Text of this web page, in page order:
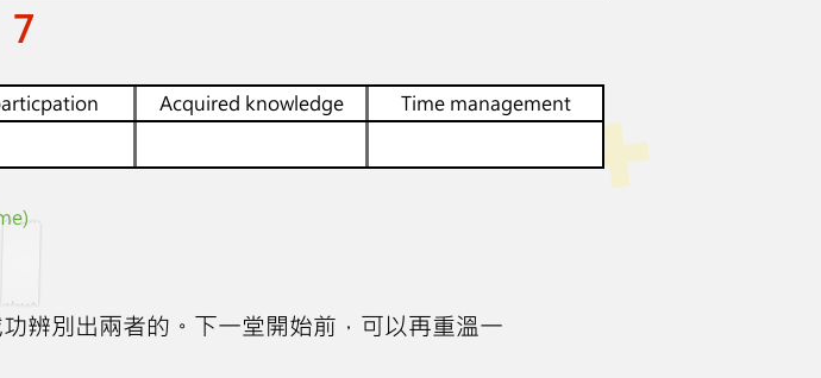
7
Acquired knowledge Time management
辨別出兩者的。下一堂開始前，可以再重溫一